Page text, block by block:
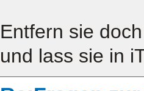
Entfern sie
und lass sie in